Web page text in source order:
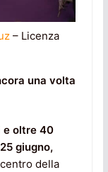
– Licenza
una volta
e oltre 40
giugno,
della